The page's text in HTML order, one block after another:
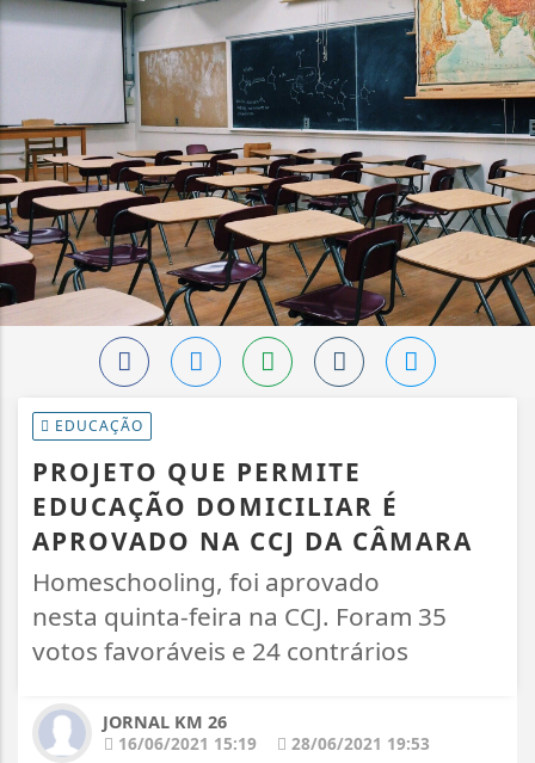
EDUCAÇÃO
PROJETO QUE PERMITE
EDUCAÇÃO DOMICILIAR É
APROVADO NA CCJ DA CÂMARA
Homeschooling, foi aprovado
nesta quinta-feira na CCJ. Foram 35
votos favoráveis e 24 contrários
JORNAL KM 26
16/06/2021 15:19
28/06/2021 19:53